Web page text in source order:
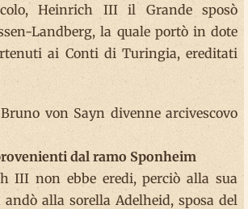
Heinrich III il Grande sposò
Landberg, la quale portò in dote
ai Conti di Turingia, ereditati
von Sayn divenne arcivescovo
dal ramo Sponheim
III non ebbe eredi, perciò alla sua
andò alla sorella Adelheid, sposa del